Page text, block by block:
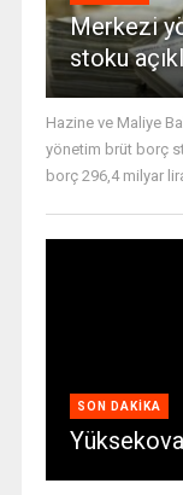
Merkezi
stoku
Hazine ve Maliye
yönetim brüt borç
borç 296,4 milyar
SON DAKIKA